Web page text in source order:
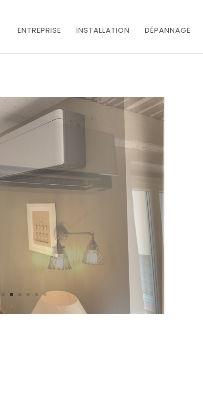
ENTREPRISE INSTALLATION DÉPANNAGE